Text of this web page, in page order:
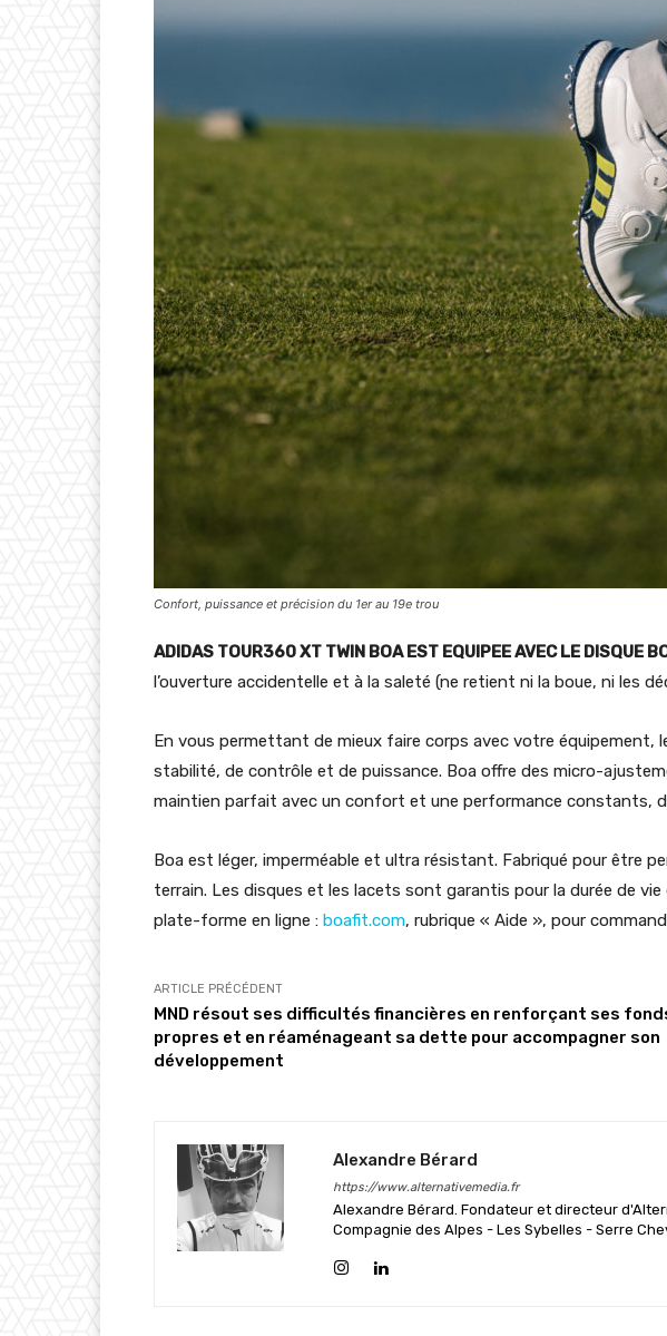
Confort, puissance et précision du 1er au 19e trou
ADIDAS TOUR360 XT TWIN BOA EST EQUIPEE AVEC LE DISQUE
l’ouverture accidentelle et à la saleté (ne retient ni la boue, ni les
En vous permettant de mieux faire corps avec votre équipement,
stabilité, de contrôle et de puissance. Boa offre des micro-
maintien parfait avec un confort et une performance constants,
Boa est léger, imperméable et ultra résistant. Fabriqué pour
terrain. Les disques et les lacets sont garantis pour la durée de
plate-forme en ligne : boafit.com, rubrique « Aide », pour
ARTICLE PRÉCÉDENT
MND résout ses difficultés financières en renforçant ses
propres et en réaménageant sa dette pour accompagner son
développement
Alexandre Bérard
https://www.alternativemedia.fr
Alexandre Bérard. Fondateur et directeur
Compagnie des Alpes - Les Sybelles - Serre